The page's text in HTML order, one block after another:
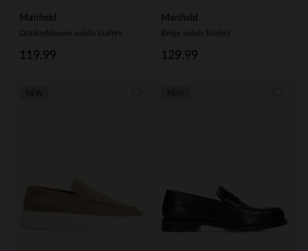
Manfield
Donkerblauwe suède loafers
119.99
Manfield
Beige suède loafers
129.99